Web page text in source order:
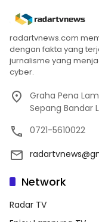
radartvnews.com
dengan fakta yang
jurnalisme yang
cyber.
Graha Pena
Sepang Bandar
0721-5610022
Network
Radar TV